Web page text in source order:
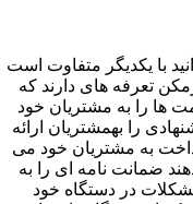
با یکدیگر متفاوت است
تعرفه های دارند که
ها را به مشتریان خود
را بهمشتریان ارائه
به مشتریان خود می
ضمانت نامه ای را به
در دستگاه خود